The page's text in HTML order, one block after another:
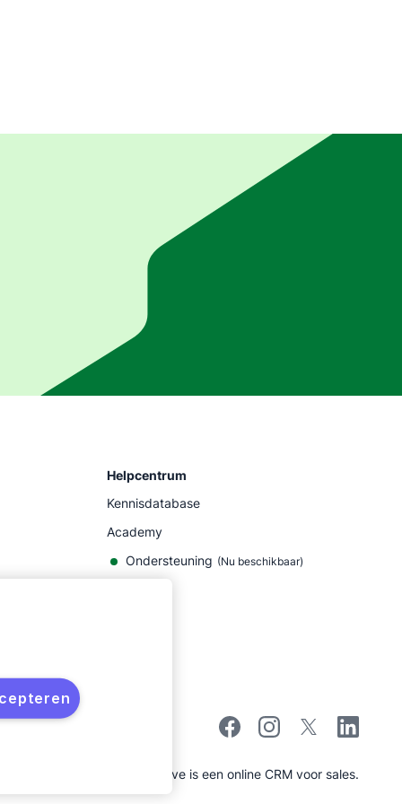
Helpcentrum
Kennisdatabase
Academy
Ondersteuning (Nu beschikbaar)
Pipedrive is een online CRM voor sales.